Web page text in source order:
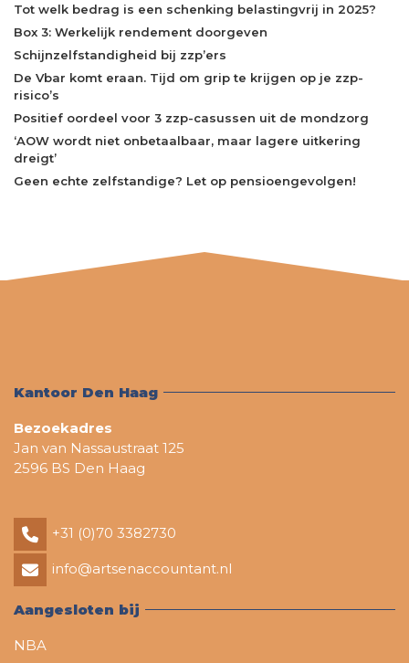
Tot welk bedrag is een schenking belastingvrij in 2025?
Box 3: Werkelijk rendement doorgeven
Schijnzelfstandigheid bij zzp’ers
De Vbar komt eraan. Tijd om grip te krijgen op je zzp-
risico’s
Positief oordeel voor 3 zzp-casussen uit de mondzorg
‘AOW wordt niet onbetaalbaar, maar lagere uitkering
dreigt’
Geen echte zelfstandige? Let op pensioengevolgen!
Kantoor Den Haag
Bezoekadres
Jan van Nassaustraat 125
2596 BS Den Haag
+31 (0)70 3382730
info@artsenaccountant.nl
Aangesloten bij
NBA